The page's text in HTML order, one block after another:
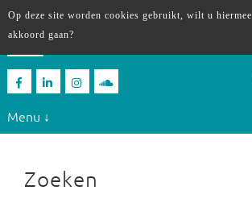
Menu ↓
Zoeken
Op deze site worden cookies gebruikt, wilt u hiermee
akkoord gaan?